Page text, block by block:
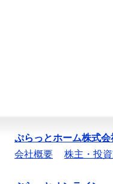
ぷらっとホーム株式会
会社概要
株主・投